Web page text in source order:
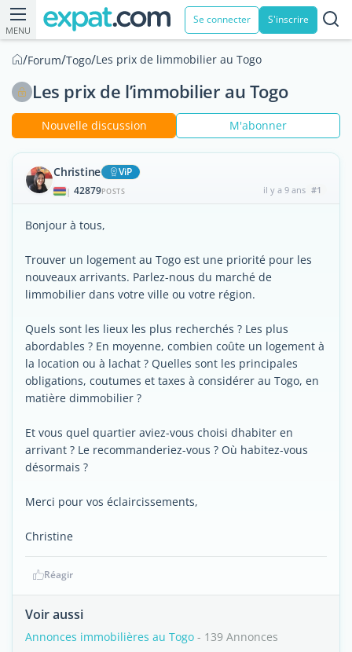
MENU
Se connecter S'inscrire
/Forum/Togo/Les prix de limmobilier au Togo
Les prix de l’immobilier au Togo
Nouvelle discussion M'abonner
Christine ViP
| 42879POSTS il y a 9 ans #1
Bonjour à tous,
Trouver un logement au Togo est une priorité pour les
nouveaux arrivants. Parlez-nous du marché de
limmobilier dans votre ville ou votre région.
Quels sont les lieux les plus recherchés ? Les plus
abordables ? En moyenne, combien coûte un logement à
la location ou à lachat ? Quelles sont les principales
obligations, coutumes et taxes à considérer au Togo, en
matière dimmobilier ?
Et vous quel quartier aviez-vous choisi dhabiter en
arrivant ? Le recommanderiez-vous ? Où habitez-vous
désormais ?
Merci pour vos éclaircissements,
Christine
Réagir
Voir aussi
Annonces immobilières au Togo - 139 Annonces